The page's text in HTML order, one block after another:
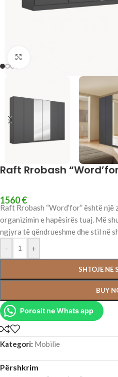
Raft Rrobash
1560€
Raft Rrobash “Word’for” është një
organizimin e hapësirës tuaj. Më
ngjyra të qëndrueshme dhe stil në
-
+
SHTOJE NË
BUY
Porosit ne Whats app
Kategori: Mobilie
Përshkrim